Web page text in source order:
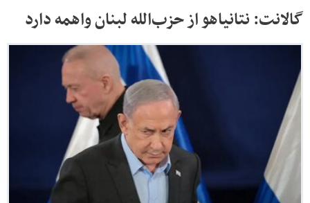
گالانت: نتانیاهو از حزب‌الله لبنان واهمه دارد